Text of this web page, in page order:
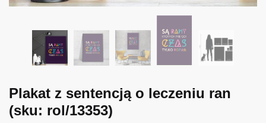
Plakat z sentencją o leczeniu ran
(sku: rol/13353)